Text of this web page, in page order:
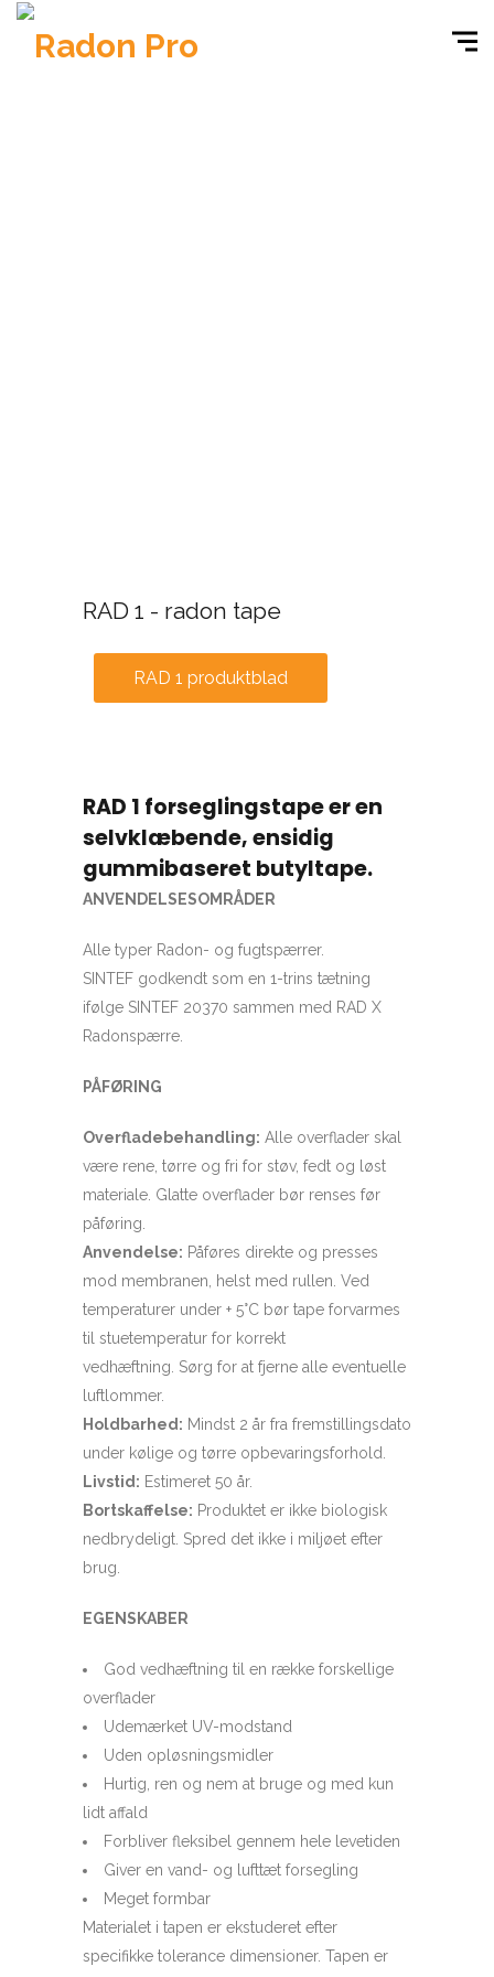
RAD 1 - radon tape
RAD 1 produktblad
RAD 1 forseglingstape er en
selvklæbende, ensidig
gummibaseret butyltape.
ANVENDELSESOMRÅDER
Alle typer Radon- og fugtspærrer.
SINTEF godkendt som en 1-trins tætning
ifølge SINTEF 20370 sammen med RAD X
Radonspærre.
PÅFØRING
Overfladebehandling: Alle overflader skal
være rene, tørre og fri for støv, fedt og løst
materiale. Glatte overflader bør renses før
påføring.
Anvendelse: Påføres direkte og presses
mod membranen, helst med rullen. Ved
temperaturer under + 5°C bør tape forvarmes
til stuetemperatur for korrekt
vedhæftning. Sørg for at fjerne alle eventuelle
luftlommer.
Holdbarhed: Mindst 2 år fra fremstillingsdato
under kølige og tørre opbevaringsforhold.
Livstid: Estimeret 50 år.
Bortskaffelse: Produktet er ikke biologisk
nedbrydeligt. Spred det ikke i miljøet efter
brug.
EGENSKABER
God vedhæftning til en række forskellige
overflader
Udemærket UV-modstand
Uden opløsningsmidler
Hurtig, ren og nem at bruge og med kun
lidt affald
Forbliver fleksibel gennem hele levetiden
Giver en vand- og lufttæt forsegling
Meget formbar
Materialet i tapen er ekstuderet efter
specifikke tolerance dimensioner. Tapen er